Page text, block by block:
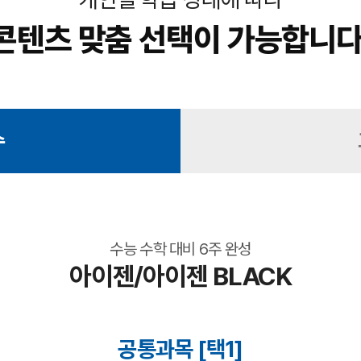
텐츠 맞춤 선택이 가능합니
수능 수학 대비 6주 완성
아이젠/아이젠 BLACK
공통과목 [택1]